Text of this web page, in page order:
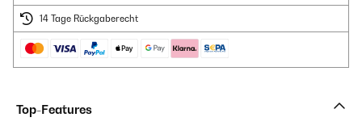
14 Tage Rückgaberecht
Top-Features